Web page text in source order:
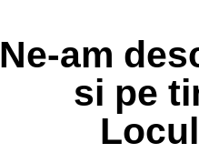
Ne-am
si pe